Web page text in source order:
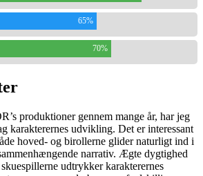
65%
70%
produktioner gennem mange år, har jeg
karakterernes udvikling. Det er interessant
hoved- og birollerne glider naturligt ind i
narrativ. Ægte dygtighed
udtrykker karakterernes